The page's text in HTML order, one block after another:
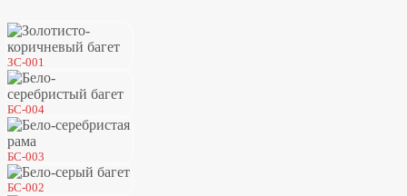
ЗС-001
БС-004
БС-003
БС-002